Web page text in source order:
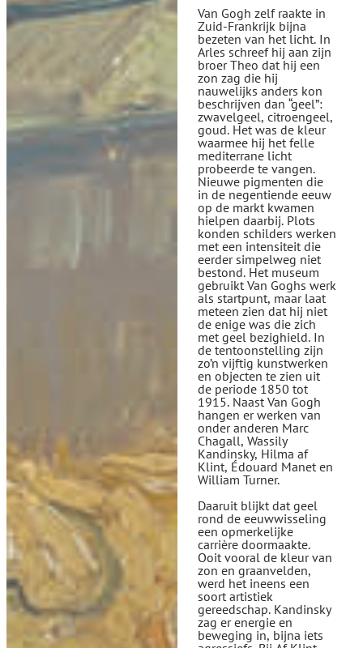
Van Gogh zelf raakte in
Zuid-Frankrijk bijna
bezeten van het licht. In
Arles schreef hij aan zijn
broer Theo dat hij een
zon zag die hij
nauwelijks anders kon
beschrijven dan “geel”:
zwavelgeel, citroengeel,
goud. Het was de kleur
waarmee hij het felle
mediterrane licht
probeerde te vangen.
Nieuwe pigmenten die
in de negentiende eeuw
op de markt kwamen
hielpen daarbij. Plots
konden schilders werken
met een intensiteit die
eerder simpelweg niet
bestond. Het museum
gebruikt Van Goghs werk
als startpunt, maar laat
meteen zien dat hij niet
de enige was die zich
met geel bezighield. In
de tentoonstelling zijn
zo’n vijftig kunstwerken
en objecten te zien uit
de periode 1850 tot
1915. Naast Van Gogh
hangen er werken van
onder anderen Marc
Chagall, Wassily
Kandinsky, Hilma af
Klint, Édouard Manet en
William Turner.
Daaruit blijkt dat geel
rond de eeuwwisseling
een opmerkelijke
carrière doormaakte.
Ooit vooral de kleur van
zon en graanvelden,
werd het ineens een
soort artistiek
gereedschap. Kandinsky
zag er energie en
beweging in, bijna iets